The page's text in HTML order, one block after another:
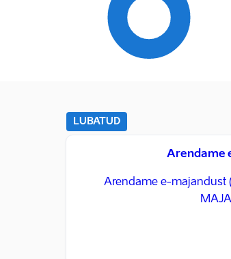
LUBATUD
Arendame
Arendame e-majandust